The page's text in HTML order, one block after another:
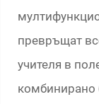
превръщат
учителя в
комбинирано